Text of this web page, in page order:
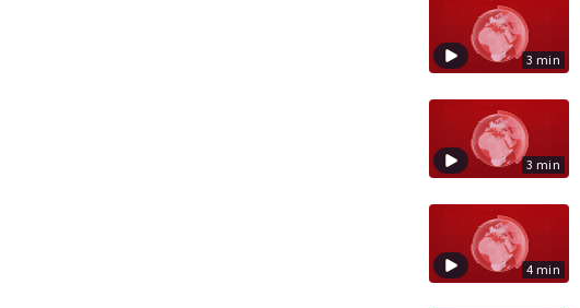
3 min
3 min
4 min